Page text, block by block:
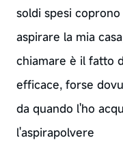
soldi spesi
aspirare la mia
chiamare è il fatto
efficace, forse
da quando l'ho
l'aspirapolvere